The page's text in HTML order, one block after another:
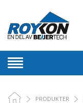
PRODUKTER